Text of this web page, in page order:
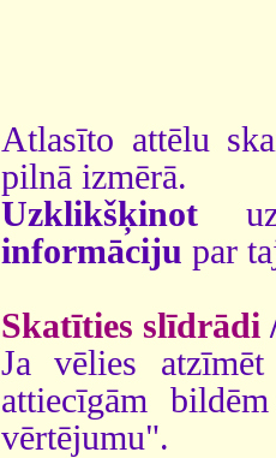
Atlasīto attēlu
pilnā izmērā.
Uzklikšķinot
informāciju par
Skatīties slīdrādi
Ja vēlies
attiecīgām
vērtējumu".